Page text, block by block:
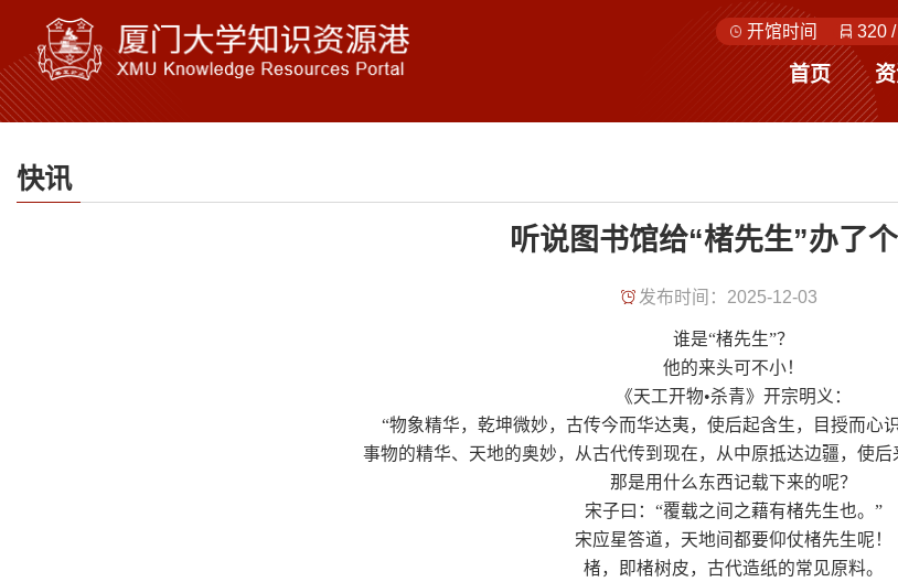
开馆时间 320
首页
快讯
听说图书馆给“楮先生”办了个
发布时间：2025-12-03
谁是“楮先生”？
他的来头可不小！
《天工开物•杀青》开宗明义：
“物象精华，乾坤微妙，古传今而华达夷，使后起含生，目授而心
事物的精华、天地的奥妙，从古代传到现在，从中原抵达边疆，使后
那是用什么东西记载下来的呢？
宋子曰：“覆载之间之藉有楮先生也。”
宋应星答道，天地间都要仰仗楮先生呢！
楮，即楮树皮，古代造纸的常见原料。